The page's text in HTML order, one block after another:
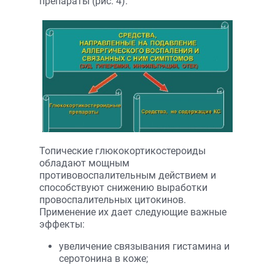
Топические глюкокортикостероиды
обладают мощным
противовоспалительным действием и
способствуют снижению выработки
провоспалительных цитокинов.
Применение их дает следующие важные
эффекты:
увеличение связывания гистамина и
серотонина в коже;